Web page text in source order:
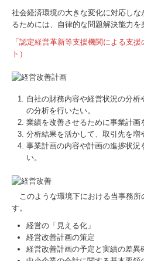
社会経済環境の大きな変化に対応し
るためには、自律的な問題解決能力を
「認定経営革新等支援機関による支
ト）
自社の財務内容や経営状況の分析
の分析を行いたい。
業績を改善させるために事業計画
分析結果を活かして、取引先を増
事業計画の内容や計画の進捗状況
い。
このような環境下における当事務所
す。
経営の「見える化」
経営改善計画の策定
経営改善計画の予定と実績の差異